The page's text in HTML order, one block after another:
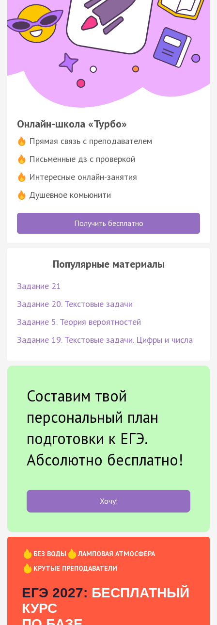
Онлайн-школа «Турбо»
Прямая связь с преподавателем
Письменные дз с проверкой
Интересные онлайн-занятия
Душевное комьюнити
Получить бесплатно
Популярные материалы
Задание 21
Задание 20. Текстовые задачи
Задание 5. Теория вероятностей
Задание 19. Текстовые задачи. Цифры и числа
Составим твой
персональный план
подготовки к ЕГЭ.
Абсолютно бесплатно!
Хочу!
БЕЗ ВОДЫ
ЛАМПОВАЯ АТМОСФЕРА
КРУТЫЕ ПРЕПОДАВАТЕЛИ
ЕГЭ 2027: БЕСПЛАТНЫЙ
КУРС